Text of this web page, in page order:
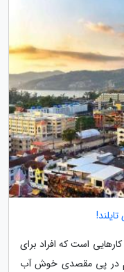
است که افراد برای
هم در پی مقصدی خوش آب